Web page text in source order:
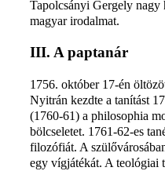
Tapolcsányi Gergely nagy
magyar irodalmat.
III. A paptanár
1756. október 17-én
Nyitrán kezdte a tanítást
(1760-61) a philosophia
bölcseletet. 1761-62-es
filozófiát. A
egy vígjátékát. A teológiai